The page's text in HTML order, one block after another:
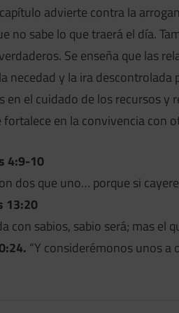
advierte contra la
no sabe lo que traerá el día.
Se enseña que las
necedad y la ira
en el cuidado de los recursos
fortalece en la convivencia con
4:9-10
dos que uno… porque si
13:20
con sabios, sabio será; mas el
“Y considerémonos unos a